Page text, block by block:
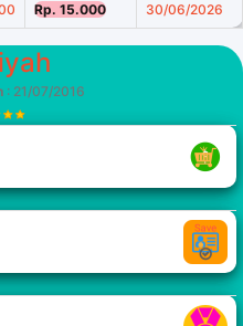
Rp. 15.000 30/06/2026
: 21/07/2016